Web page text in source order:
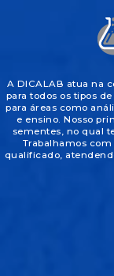
A DICALAB atua na
para todos os tipos
para áreas como
e ensino. Nosso
sementes, no qual
Trabalhamos
qualificado,